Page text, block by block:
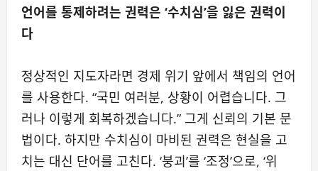
언어를 통제하려는 권력은 ‘수치심’을 잃은 권력이
다
정상적인 지도자라면 경제 위기 앞에서 책임의 언어
를 사용한다. “국민 여러분, 상황이 어렵습니다. 그
러나 이렇게 회복하겠습니다.” 그게 신뢰의 기본 문
법이다. 하지만 수치심이 마비된 권력은 현실을 고
치는 대신 단어를 고친다. ‘붕괴’를 ‘조정’으로, ‘위